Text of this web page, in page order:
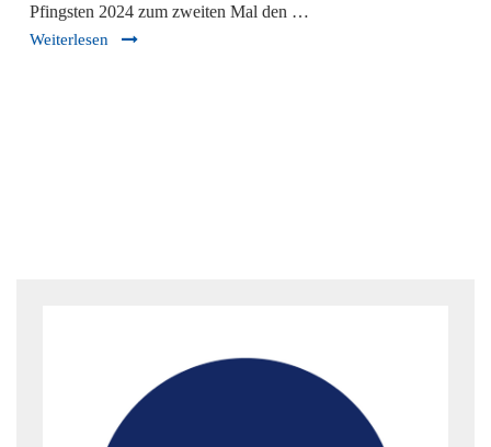
Pfingsten 2024 zum zweiten Mal den …
Weiterlesen